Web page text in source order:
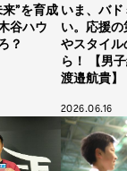
”を育成
谷ハウ
？
いま、バ
い。応援
やスタイ
ら！ 【男
渡邉航貴】
2026.06.16